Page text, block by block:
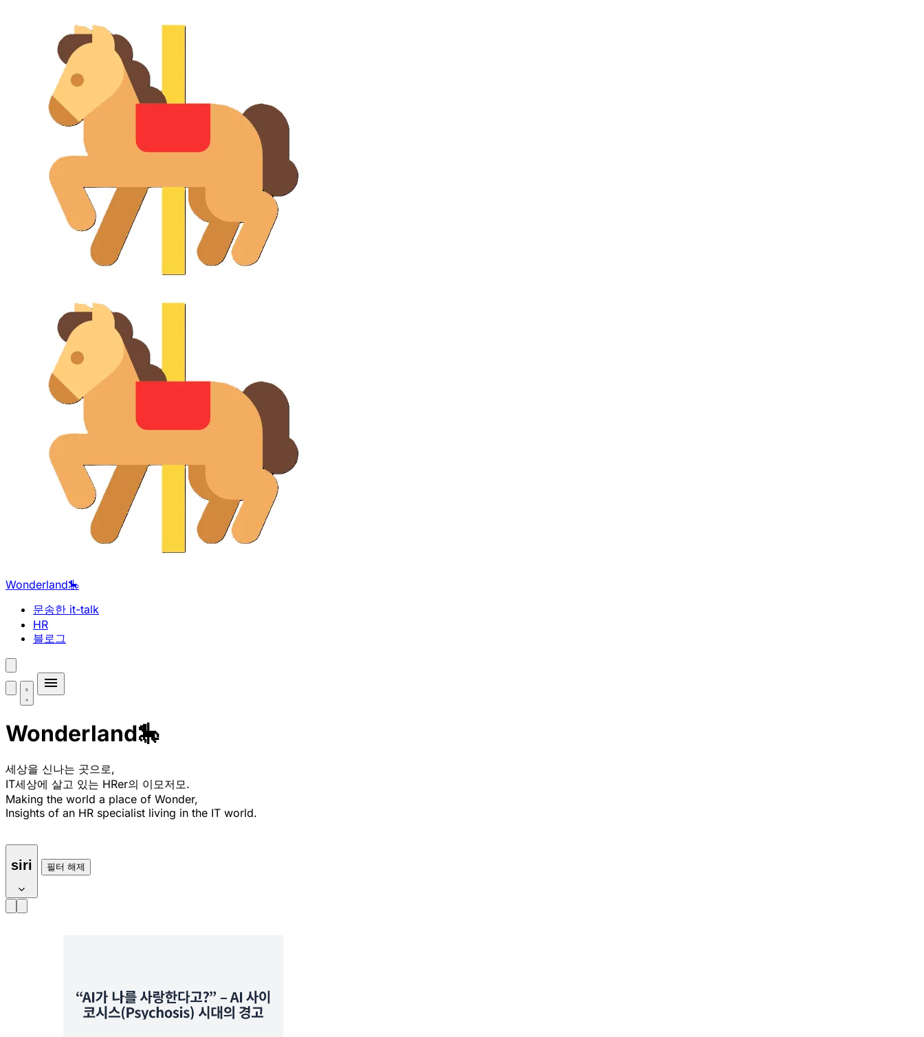
Wonderland🎠
문송한 it-talk
HR
블로그
Wonderland🎠
세상을 신나는 곳으로,
IT세상에 살고 있는 HRer의 이모저모.
Making the world a place of Wonder,
Insights of an HR specialist living in the IT world.
siri 필터 해제